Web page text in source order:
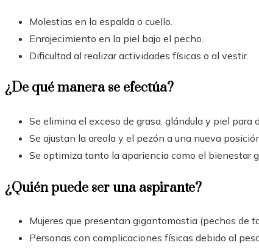
Molestias en la espalda o cuello.
Enrojecimiento en la piel bajo el pecho.
Dificultad al realizar actividades físicas o al vestir.
¿De qué manera se efectúa?
Se elimina el exceso de grasa, glándula y piel para
Se ajustan la areola y el pezón a una nueva
Se optimiza tanto la apariencia como el bienestar
¿Quién puede ser una aspirante?
Mujeres que presentan gigantomastia (pechos de
Personas con complicaciones físicas debido al